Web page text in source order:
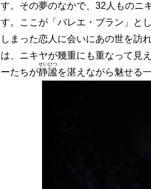
す。その夢のなかで、32人ものニ
す。ここが「バレエ・ブラン」と
しまった恋人に会いにあの世を訪
は、ニキヤが幾重にも重なって見
ーたちが静謐
せいひつ
を湛えながら魅せる